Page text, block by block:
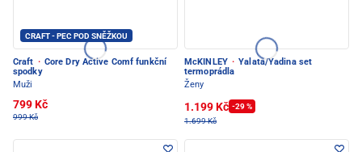
CRAFT - PEC POD SNĚŽKOU
Craft · Core Dry Active Comf funkční
spodky
Muži
799 Kč
999 Kč
McKINLEY · Yalata/Yadina set
termoprádla
Ženy
1.199 Kč -29 %
1.699 Kč